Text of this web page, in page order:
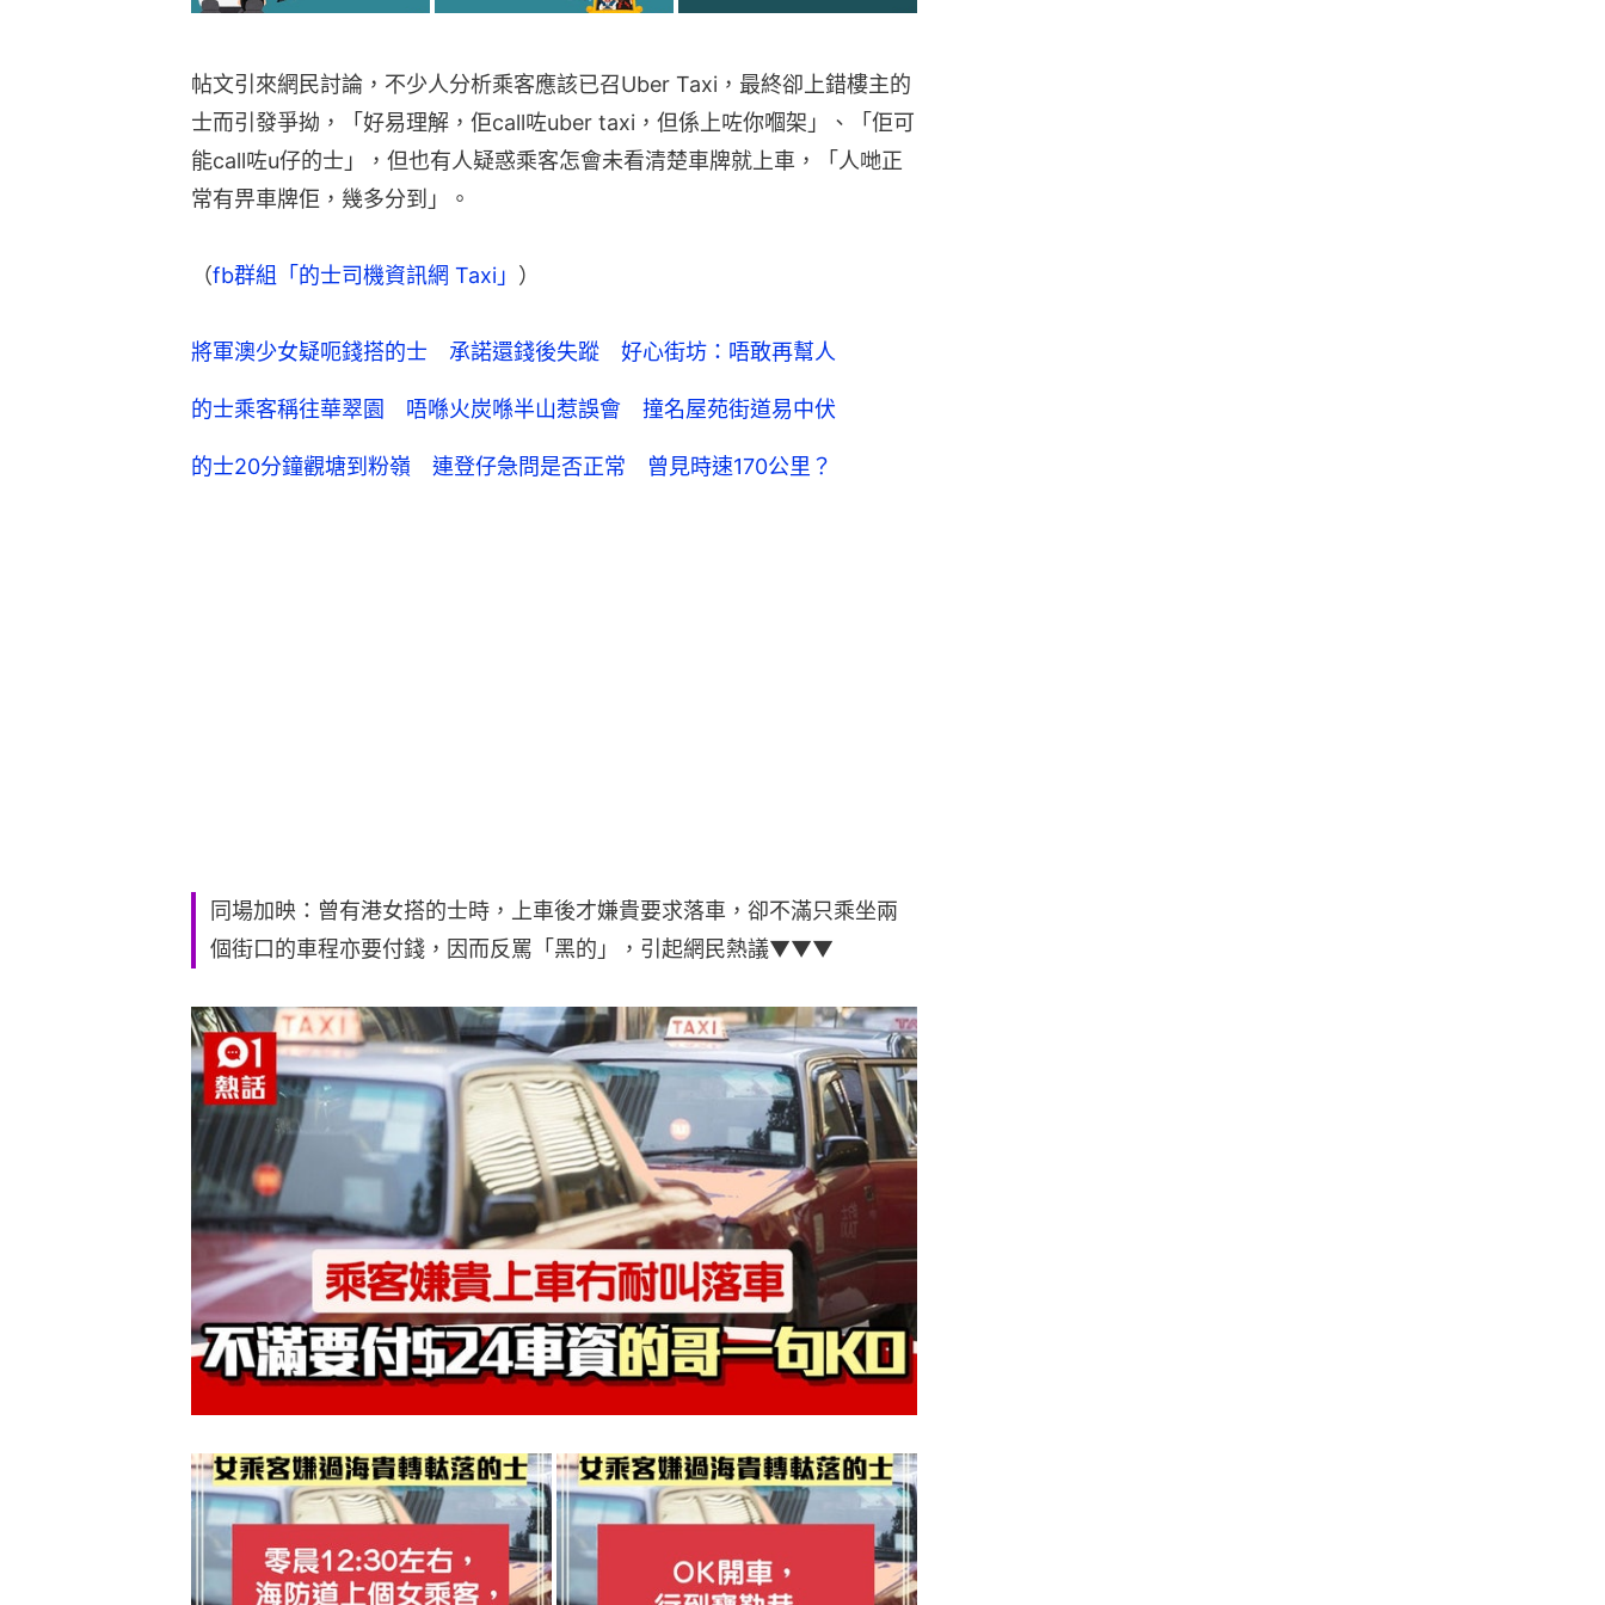
帖文引來網民討論，不少人分析乘客應該已召Uber Taxi，最終卻上錯樓主的
士而引發爭拗，「好易理解，佢call咗uber taxi，但係上咗你嗰架」、「佢可
能call咗u仔的士」，但也有人疑惑乘客怎會未看清楚車牌就上車，「人哋正
常有畀車牌佢，幾多分到」。
（fb群組「的士司機資訊網 Taxi」 ）
將軍澳少女疑呃錢搭的士 承諾還錢後失蹤 好心街坊：唔敢再幫人
的士乘客稱往華翠園 唔喺火炭喺半山惹誤會 撞名屋苑街道易中伏
的士20分鐘觀塘到粉嶺 連登仔急問是否正常 曾見時速170公里？
同場加映：曾有港女搭的士時，上車後才嫌貴要求落車，卻不滿只乘坐兩
個街口的車程亦要付錢，因而反罵「黑的」，引起網民熱議▼▼▼